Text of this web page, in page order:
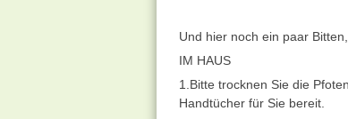
Und hier noch ein paar
IM HAUS
1.Bitte trocknen Sie die
Handtücher für Sie bereit.